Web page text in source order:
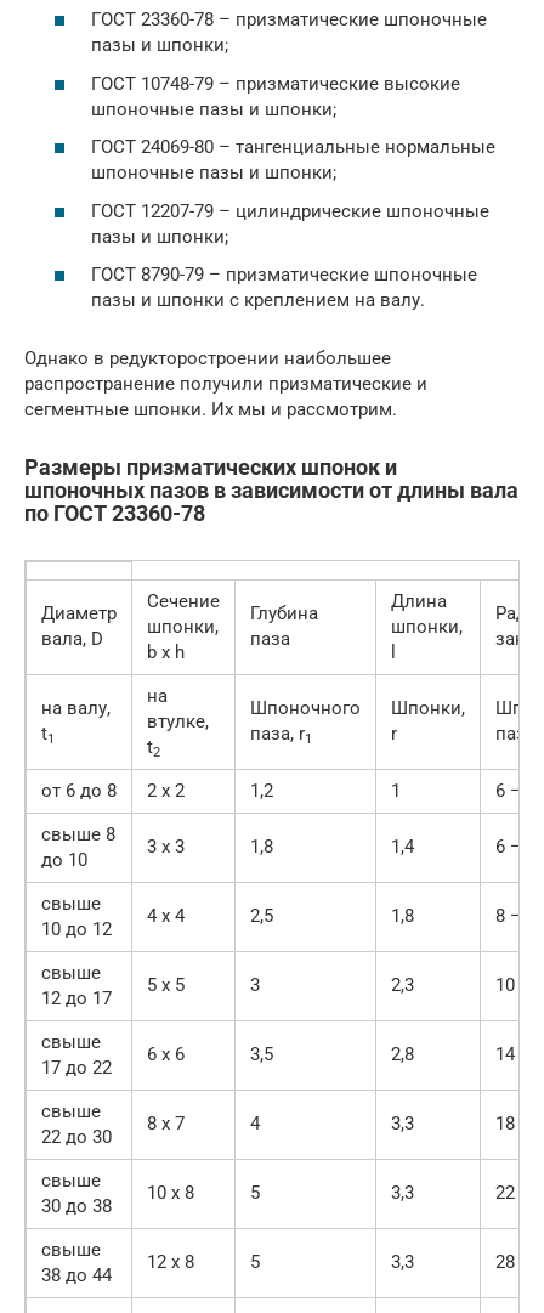
ГОСТ 23360-78 – призматические шпоночные
пазы и шпонки;
ГОСТ 10748-79 – призматические высокие
шпоночные пазы и шпонки;
ГОСТ 24069-80 – тангенциальные нормальные
шпоночные пазы и шпонки;
ГОСТ 12207-79 – цилиндрические шпоночные
пазы и шпонки;
ГОСТ 8790-79 – призматические шпоночные
пазы и шпонки с креплением на валу.
Однако в редукторостроении наибольшее
распространение получили призматические и
сегментные шпонки. Их мы и рассмотрим.
Размеры призматических шпонок и
шпоночных пазов в зависимости от длины вала
по ГОСТ 23360-78
Диаметр
вала, D
Сечение
шпонки,
b x h
Глубина
паза
Длина
шпонки,
на валу,
t1
на
втулке,
t2
Шпоночного
паза, r1
Шпонки,
r
паза,
от 6 до 8 2 x 2 1,2 1
6 —
свыше 8
до 10
3 x 3 1,8 1,4 6 —
свыше
10 до 12
4 x 4 2,5 1,8 8 —
свыше
12 до 17
5 x 5 3 2,3 10 —
свыше
17 до 22
6 x 6 3,5 2,8 14 —
свыше
22 до 30
8 x 7 4 3,3 18 —
свыше
30 до 38
10 x 8 5 3,3 22 —
свыше
38 до 44
12 x 8 5 3,3 28 —